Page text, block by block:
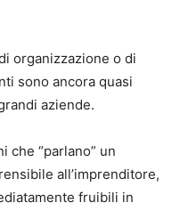
organizzazione o di
sono ancora quasi
aziende.
che “parlano” un
all’imprenditore,
fruibili in